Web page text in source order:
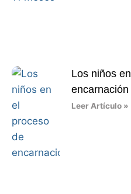
Los niños
encarnación
Leer Artículo »